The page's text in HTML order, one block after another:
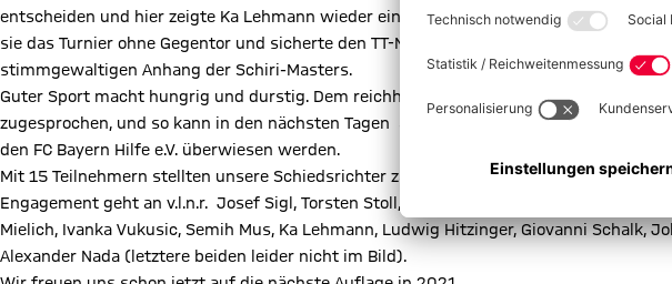
entscheiden und hier zeigte Ka Lehmann wieder einmal ihre überragende Klasse. Mit
sie das Turnier ohne Gegentor und sicherte den TT-Ninjas den Turniersieg. Der
stimmgewaltigen Anhang der Schiri-Masters.
Guter Sport macht hungrig und durstig. Dem reichhaltigen Angebot an Spiesen und
zugesprochen, und so kann in den nächsten Tagen aus dem Reinerlös wieder ein
den FC Bayern Hilfe e.V. überwiesen werden.
Mit 15 Teilnehmern stellten unsere Schiedsrichter zahlenmäßig die größte
Engagement geht an v.l.n.r. Josef Sigl, Torsten Stoll, Gert Mauersberger, Johann Gietl,
Mielich, Ivanka Vukusic, Semih Mus, Ka Lehmann, Ludwig Hitzinger, Giovanni Schalk,
Alexander Nada (letztere beiden leider nicht im Bild).